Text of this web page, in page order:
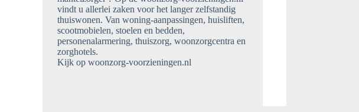
vindt u allerlei zaken voor het langer zelfstandig
thuiswonen. Van woning-aanpassingen, huisliften,
scootmobielen, stoelen en bedden,
personenalarmering, thuiszorg, woonzorgcentra en
zorghotels.
Kijk op woonzorg-voorzieningen.nl